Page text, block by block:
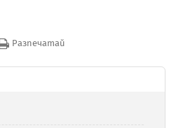
Разпечатай